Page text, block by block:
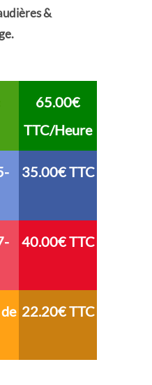
&
65.00€
TTC/Heure
35.00€ TTC
40.00€ TTC
22.20€ TTC